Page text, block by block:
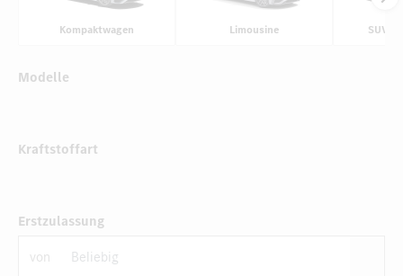
Kompaktwagen Limousine SUV &
Modelle
Kraftstoffart
Erstzulassung
von